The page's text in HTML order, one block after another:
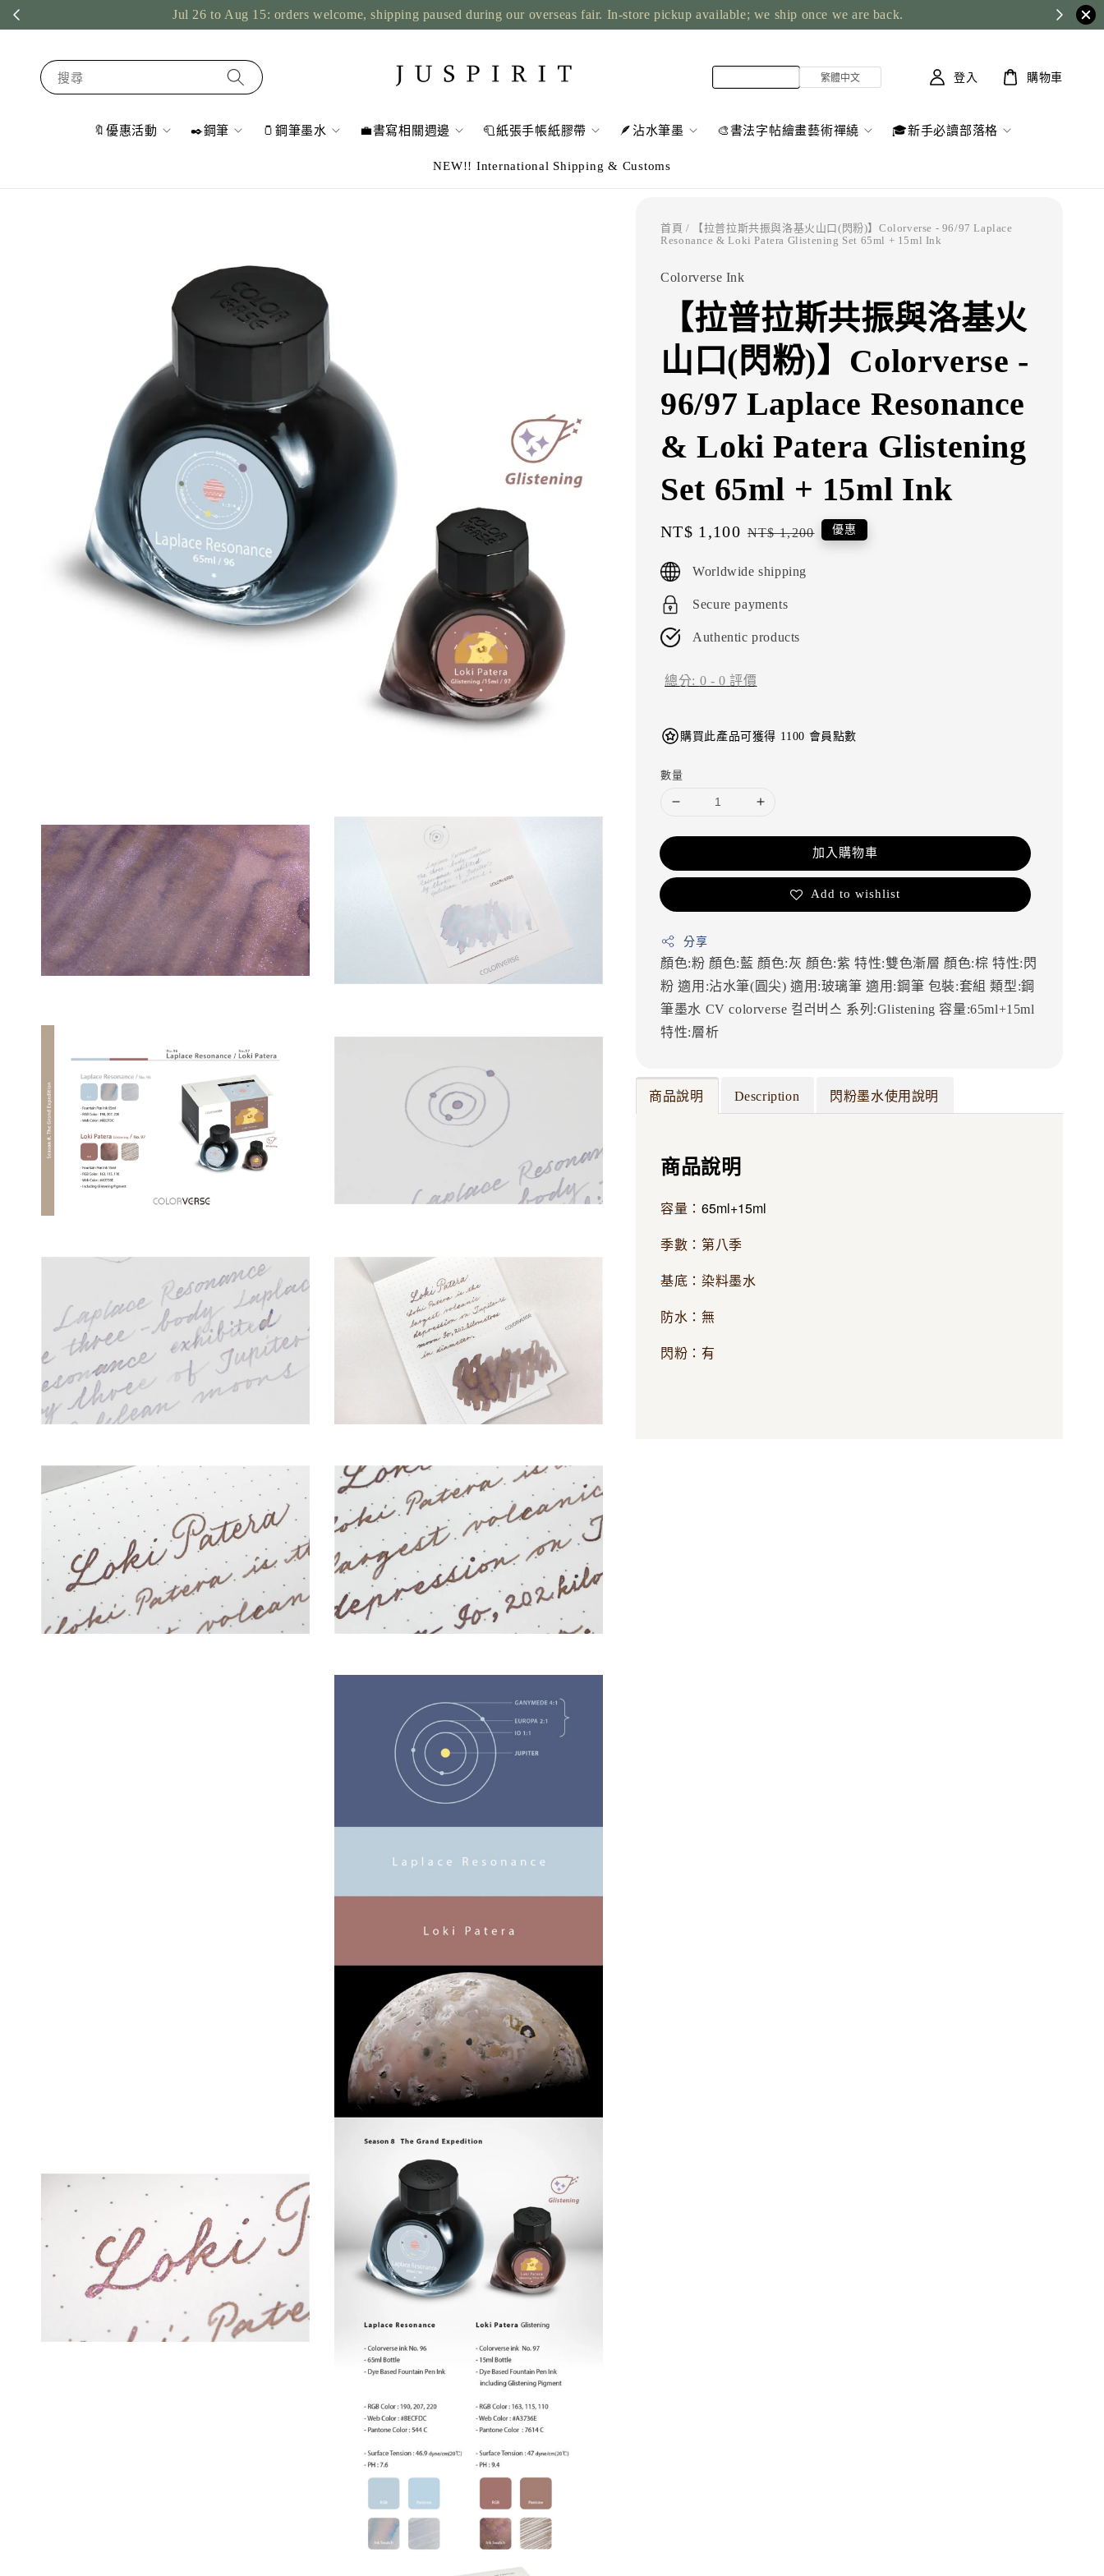
Jul 26 to Aug 15: orders welcome, shipping paused during our overseas fair. In-store pickup available; we ship once we are back.
搜尋
🔖優惠活動 ✒️鋼筆 🫙鋼筆墨水 💼書寫相關週邊 🧻紙張手帳紙膠帶 🪶沾水筆墨 🎨書法字帖繪畫藝術禪繞 🎓新手必讀部落格
NEW!! International Shipping & Customs
登入 購物車
首頁 / 【拉普拉斯共振與洛基火山口(閃粉)】Colorverse - 96/97 Laplace
Resonance & Loki Patera Glistening Set 65ml + 15ml Ink
Colorverse Ink
【拉普拉斯共振與洛基火
山口(閃粉)】Colorverse -
96/97 Laplace Resonance
& Loki Patera Glistening
Set 65ml + 15ml Ink
Sale
NT$ 1,100 Regular
NT$ 1,200 優惠
Worldwide shipping
Secure payments
Authentic products
總分: 0 -0 評價
購買此產品可獲得 1100 會員點數
數量
加入購物車
Add to wishlist
分享
顏色:粉 顏色:藍 顏色:灰 顏色:紫特性:雙色漸層 顏色:棕 特性:閃
粉適用:沾水筆(圓尖) 適用:玻璃筆適用:鋼筆 包裝:套組類型:鋼
筆墨水 CVcolorverse 컬러버스 系列:Glistening 容量:65ml+15ml
特性:層析
商品說明 Description 閃粉墨水使用說明
商品說明
容量： 65ml+15ml
季數：第八季
基底：染料墨水
防水：無
閃粉：有